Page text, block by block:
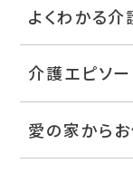
よくわかる
介護エピソ
愛の家から